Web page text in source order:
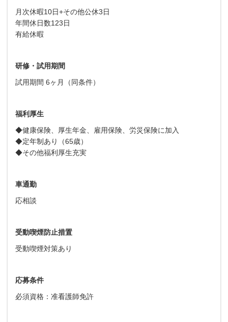
月次休暇10日+その他公休3日
年間休日数123日
有給休暇
研修・試用期間
試用期間 6ヶ月（同条件）
福利厚生
◆健康保険、厚生年金、雇用保険、労災保険に加入
◆定年制あり（65歳）
◆その他福利厚生充実
車通勤
応相談
受動喫煙防止措置
受動喫煙対策あり
応募条件
必須資格：准看護師免許